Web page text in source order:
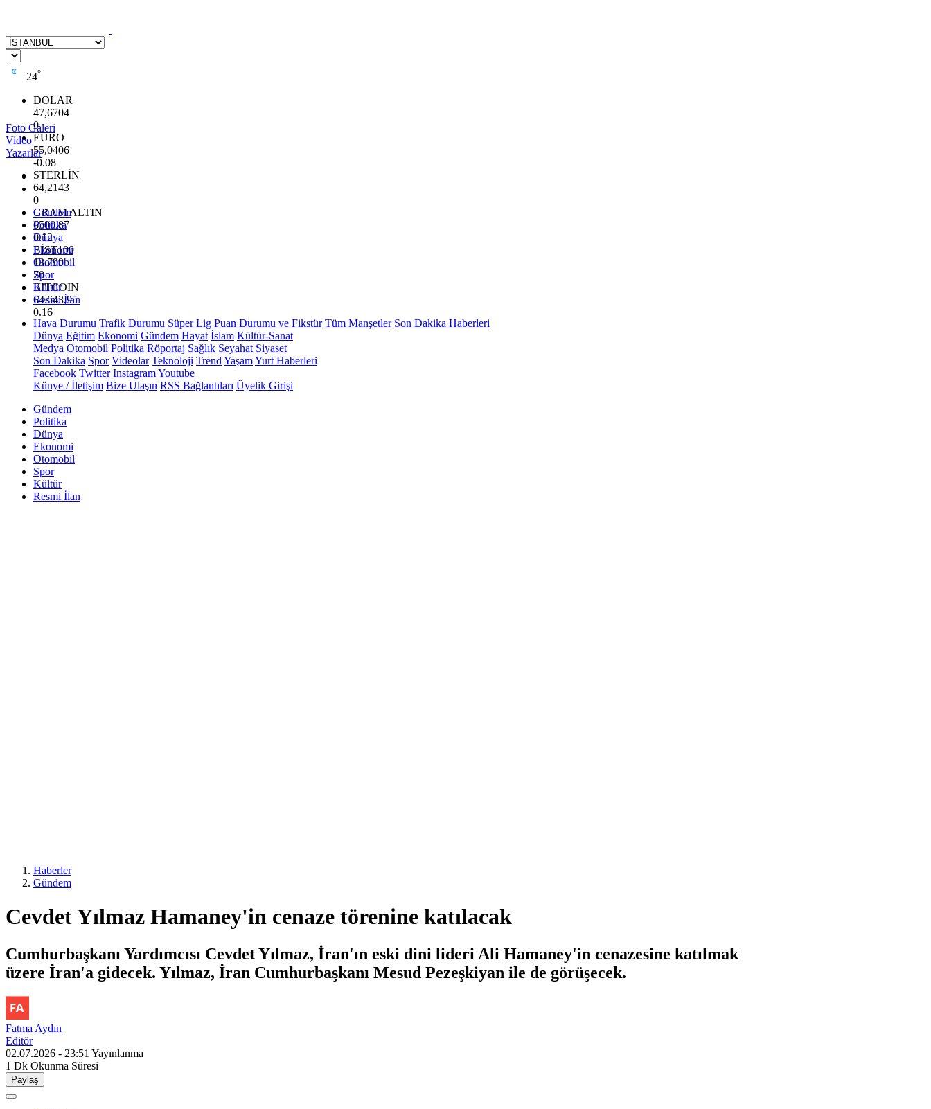
24°
DOLAR
47,6704
0
EURO
55,0406
-0.08
STERLİN
64,2143
0
GRAM ALTIN
6500.87
0.12
BİST100
13.799
70
BITCOIN
64.643,95
0.16
Foto Galeri
Video
Yazarlar
Gündem
Politika
Dünya
Ekonomi
Otomobil
Spor
Kültür
Resmi İlan
Hava Durumu Trafik Durumu Süper Lig Puan Durumu ve Fikstür Tüm Manşetler Son Dakika Haberleri
Dünya Eğitim Ekonomi Gündem Hayat İslam Kültür-Sanat
Medya Otomobil Politika Röportaj Sağlık Seyahat Siyaset
Son Dakika Spor Videolar Teknoloji Trend YaşamYurt Haberleri
Facebook Twitter InstagramYoutube
Künye / İletişim Bize Ulaşın RSS Bağlantıları Üyelik Girişi
Gündem
Politika
Dünya
Ekonomi
Otomobil
Spor
Kültür
Resmi İlan
Haberler
Gündem
Cevdet Yılmaz Hamaney'in cenaze törenine katılacak
Cumhurbaşkanı Yardımcısı Cevdet Yılmaz, İran'ın eski dini lideri Ali Hamaney'in cenazesine katılmak
üzere İran'a gidecek. Yılmaz, İran Cumhurbaşkanı Mesud Pezeşkiyan ile de görüşecek.
Fatma Aydın
Editör
02.07.2026 - 23:51 Yayınlanma
1 Dk Okunma Süresi
Paylaş